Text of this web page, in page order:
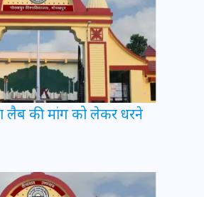
लैब की मांग को लेकर धरने